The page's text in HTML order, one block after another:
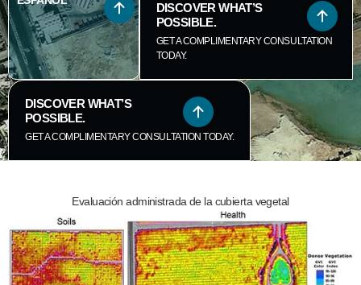
DISCOVER WHAT’S
POSSIBLE.
GET A COMPLIMENTARY CONSULTATION
TODAY.
DISCOVER WHAT’S
POSSIBLE.
GET A COMPLIMENTARY CONSULTATION TODAY.
Evaluación administrada de la cubierta vegetal